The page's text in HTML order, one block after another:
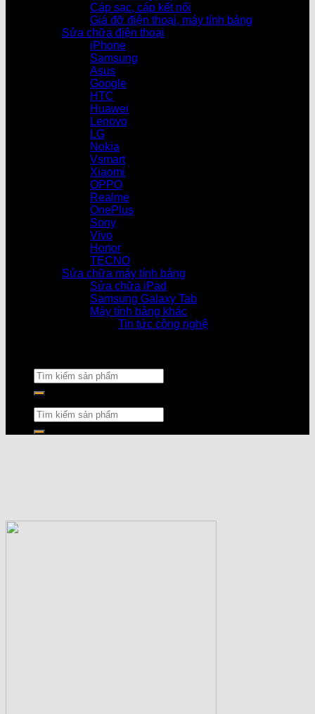
Cáp sạc, cáp kết nối
Giá đỡ điện thoại, máy tính bảng
Sửa chữa điện thoại
iPhone
Samsung
Asus
Google
HTC
Huawei
Lenovo
LG
Nokia
Vsmart
Xiaomi
OPPO
Realme
OnePlus
Sony
Vivo
Honor
TECNO
Sửa chữa máy tính bảng
Sửa chữa iPad
Samsung Galaxy Tab
Máy tính bảng khác
Tin tức công nghệ